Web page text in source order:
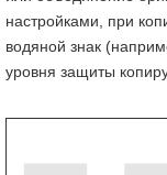
настройками, при
водяной знак
уровня защиты